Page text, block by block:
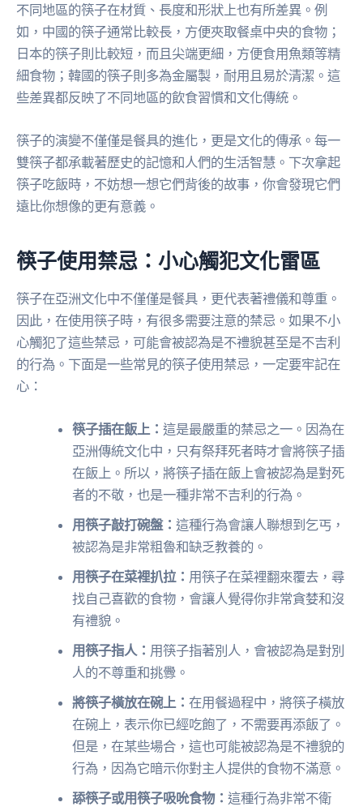
不同地區的筷子在材質、長度和形狀上也有所差異。例
如，中國的筷子通常比較長，方便夾取餐桌中央的食物；
日本的筷子則比較短，而且尖端更細，方便食用魚類等精
細食物；韓國的筷子則多為金屬製，耐用且易於清潔。這
些差異都反映了不同地區的飲食習慣和文化傳統。
筷子的演變不僅僅是餐具的進化，更是文化的傳承。每一
雙筷子都承載著歷史的記憶和人們的生活智慧。下次拿起
筷子吃飯時，不妨想一想它們背後的故事，你會發現它們
遠比你想像的更有意義。
筷子使用禁忌：小心觸犯文化雷區
筷子在亞洲文化中不僅僅是餐具，更代表著禮儀和尊重。
因此，在使用筷子時，有很多需要注意的禁忌。如果不小
心觸犯了這些禁忌，可能會被認為是不禮貌甚至是不吉利
的行為。下面是一些常見的筷子使用禁忌，一定要牢記在
心：
筷子插在飯上：這是最嚴重的禁忌之一。因為在
亞洲傳統文化中，只有祭拜死者時才會將筷子插
在飯上。所以，將筷子插在飯上會被認為是對死
者的不敬，也是一種非常不吉利的行為。
用筷子敲打碗盤：這種行為會讓人聯想到乞丐，
被認為是非常粗魯和缺乏教養的。
用筷子在菜裡扒拉： 用筷子在菜裡翻來覆去，尋
找自己喜歡的食物，會讓人覺得你非常貪婪和沒
有禮貌。
用筷子指人： 用筷子指著別人，會被認為是對別
人的不尊重和挑釁。
將筷子橫放在碗上：在用餐過程中，將筷子橫放
在碗上，表示你已經吃飽了，不需要再添飯了。
但是，在某些場合，這也可能被認為是不禮貌的
行為，因為它暗示你對主人提供的食物不滿意。
舔筷子或用筷子吸吮食物：這種行為非常不衛